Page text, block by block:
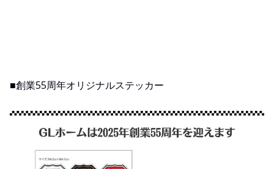
■創業55周年オリジナルステッカー